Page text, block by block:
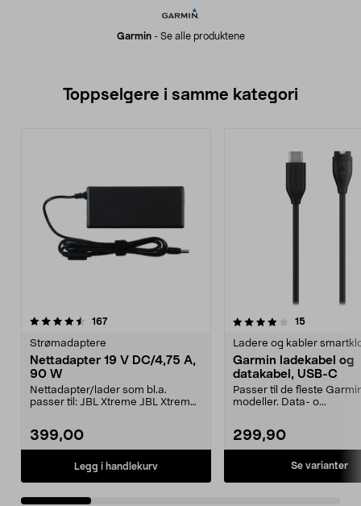
Garmin- Se alle produktene
Toppselgere i samme kategori
167anmeldelser
Strømadaptere
Nettadapter 19 V DC/4,75 A,
90 W
Nettadapter/lader som bl.a.
passer til: JBL Xtreme JBL Xtreme
399,00
Legg i handlekurv
4.0 av 5 stjerner 15anmeldelser
Ladere og kabler
Garmin ladekabel og
datakabel, USB-C
Passer til de fleste
modeller. Data- o...
299,90
Se varianter
4.5 av 5 stjerner